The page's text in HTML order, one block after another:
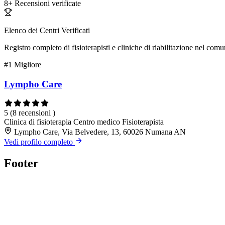
8+ Recensioni verificate
Elenco dei Centri Verificati
Registro completo di fisioterapisti e cliniche di riabilitazione nel
#1 Migliore
Lympho Care
5 (8 recensioni )
Clinica di fisioterapia Centro medico Fisioterapista
Lympho Care, Via Belvedere, 13, 60026 Numana AN
Vedi profilo completo
Footer